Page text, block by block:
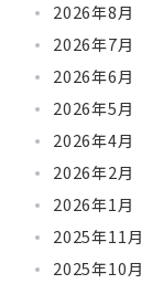
2026年8月
2026年7月
2026年6月
2026年5月
2026年4月
2026年2月
2026年1月
2025年11月
2025年10月